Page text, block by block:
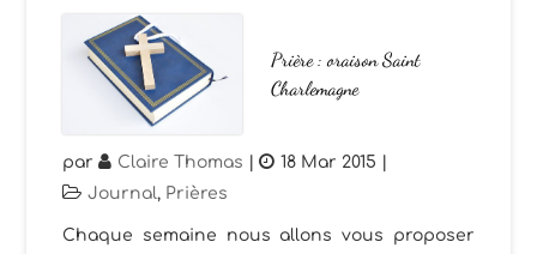
Prière : oraison Saint
Charlemagne
par Claire Thomas | 18 Mar 2015 |
Journal, Prières
Chaque semaine nous allons vous proposer